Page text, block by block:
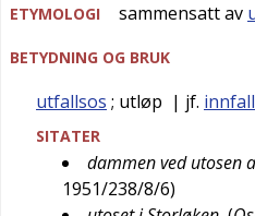
ETYMOLOGI sammensatt av
BETYDNING OG BRUK
utfallsos ; utløp | jf.
SITATER
dammen ved utosen
1951/238/8/6)